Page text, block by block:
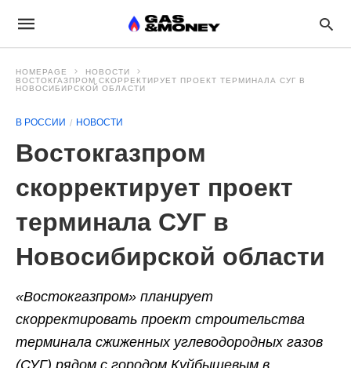
HOMEPAGE
НОВОСТИ
ВОСТОКГАЗПРОМ СКОРРЕКТИРУЕТ ПРОЕКТ ТЕРМИНАЛА СУГ В
НОВОСИБИРСКОЙ ОБЛАСТИ
В РОССИИ НОВОСТИ
Востокгазпром
скорректирует проект
терминала СУГ в
Новосибирской области
«Востокгазпром» планирует
скорректировать проект строительства
терминала сжиженных углеводородных газов
(СУГ) рядом с городом Куйбышевым в